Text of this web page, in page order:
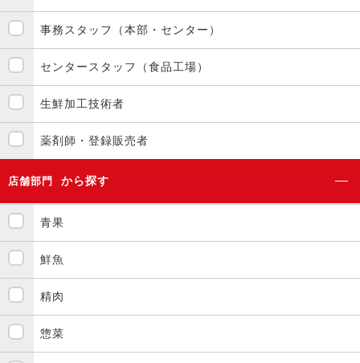
事務スタッフ（本部・センター）
センタースタッフ（食品工場）
生鮮加工技術者
薬剤師・登録販売者
店舗部門 から探す
青果
鮮魚
精肉
惣菜